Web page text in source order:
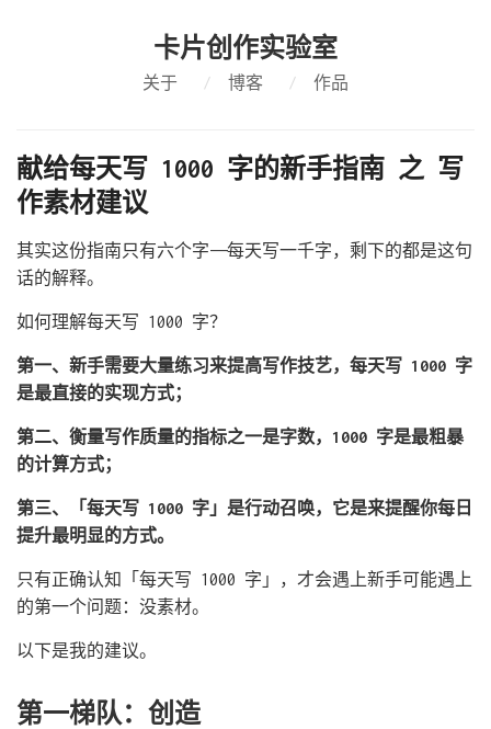
卡片创作实验室
关于 / 博客 / 作品
献给每天写 1000 字的新手指南 之 写
作素材建议
其实这份指南只有六个字——每天写一千字，剩下的都是这句
话的解释。
如何理解每天写 1000 字？
第一、新手需要大量练习来提高写作技艺，每天写 1000 字
是最直接的实现方式；
第二、衡量写作质量的指标之一是字数，1000 字是最粗暴
的计算方式；
第三、「每天写 1000 字」是行动召唤，它是来提醒你每日
提升最明显的方式。
只有正确认知「每天写 1000 字」，才会遇上新手可能遇上
的第一个问题：没素材。
以下是我的建议。
第一梯队：创造